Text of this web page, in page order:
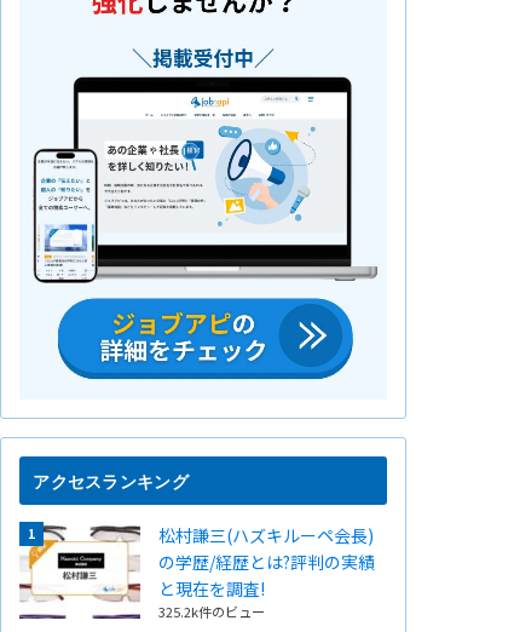
アクセスランキング
松村謙三(ハズキルーペ会長)
の学歴/経歴とは?評判の実績
と現在を調査!
325.2k件のビュー